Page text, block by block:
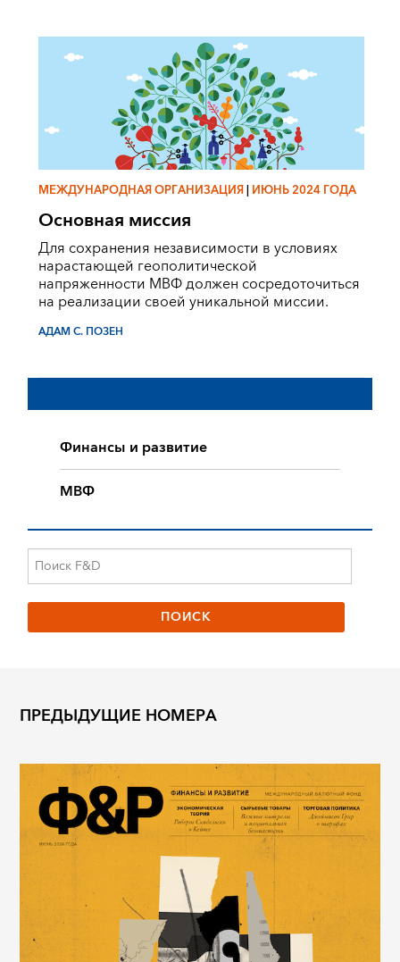
МЕЖДУНАРОДНАЯ ОРГАНИЗАЦИЯ|ИЮНЬ 2024 ГОДА
Основная миссия
Для сохранения независимости в условиях
нарастающей геополитической
напряженности МВФ должен сосредоточиться
на реализации своей уникальной миссии.
АДАМ С. ПОЗЕН
Финансы и развитие
МВФ
ПРЕДЫДУЩИЕ НОМЕРА